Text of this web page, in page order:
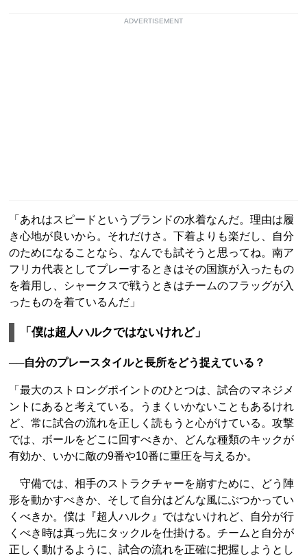
ADVERTISEMENT
「あれはスピードというブランドの水着なんだ。理由は履
き心地が良いから。それだけさ。下着よりも楽だし、自分
のためになることなら、なんでも試そうと思ってね。南ア
フリカ代表としてプレーするときはその国旗が入ったもの
を着用し、シャークスで戦うときはチームのフラッグが入
ったものを着ているんだ」
「僕は超人ハルクではないけれど」
──自分のプレースタイルと長所をどう捉えている？
「最大のストロングポイントのひとつは、試合のマネジメ
ントにあると考えている。うまくいかないこともあるけれ
ど、常に試合の流れを正しく読もうと心がけている。攻撃
では、ボールをどこに回すべきか、どんな種類のキックが
有効か、いかに敵の9番や10番に重圧を与えるか。
守備では、相手のストラクチャーを崩すために、どう陣
形を動かすべきか、そして自分はどんな風にぶつかってい
くべきか。僕は『超人ハルク』ではないけれど、自分が行
くべき時は真っ先にタックルを仕掛ける。チームと自分が
正しく動けるように、試合の流れを正確に把握しようとし